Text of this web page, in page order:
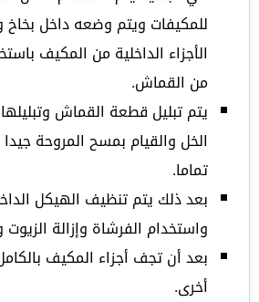
للمكيفات ويتم وضعه داخل
الأجزاء الداخلية من المكيف
من القماش.
يتم تبليل قطعة القماش
الخل والقيام بمسح المروحة
تماما.
بعد ذلك يتم تنظيف الهيكل
واستخدام الفرشاة وإزالة
بعد أن تجف أجزاء المكيف
أخرى.